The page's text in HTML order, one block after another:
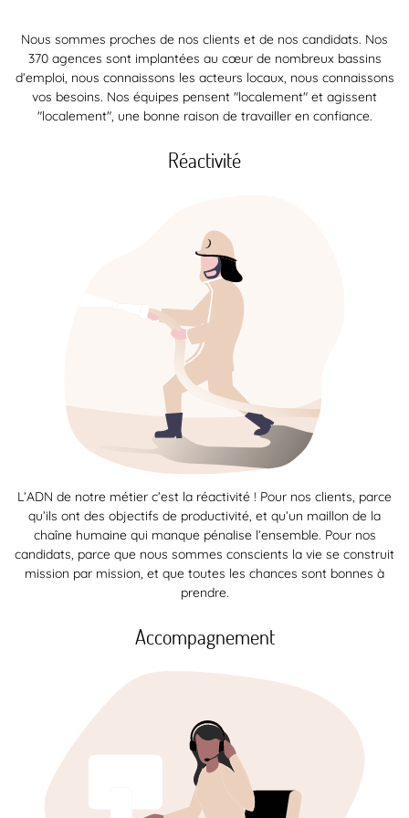
Nous sommes proches de nos clients et de nos candidats. Nos
370 agences sont implantées au cœur de nombreux bassins
d’emploi, nous connaissons les acteurs locaux, nous connaissons
vos besoins. Nos équipes pensent "localement" et agissent
"localement", une bonne raison de travailler en confiance.
Réactivité
L’ADN de notre métier c’est la réactivité ! Pour nos clients, parce
qu’ils ont des objectifs de productivité, et qu’un maillon de la
chaîne humaine qui manque pénalise l’ensemble. Pour nos
candidats, parce que nous sommes conscients la vie se construit
mission par mission, et que toutes les chances sont bonnes à
prendre.
Accompagnement